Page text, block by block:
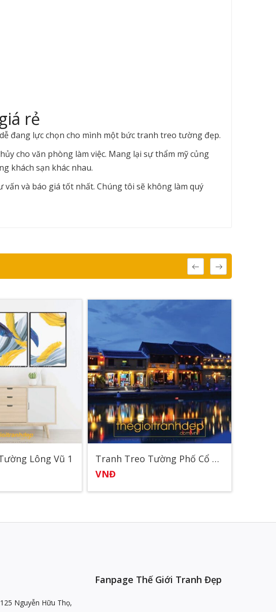
rẻ
đang lực chọn cho mình một bức tranh treo tường đẹp.
cho văn phòng làm việc. Mang lại sự thẩm mỹ củng
khách sạn khác nhau.
và báo giá tốt nhất. Chúng tôi sẽ không làm quý
Lông Vũ 1
Tranh Treo Tường Phố Cổ Hội An 1
VNĐ
Nguyễn Hữu Thọ,
Fanpage Thế Giới Tranh Đẹp